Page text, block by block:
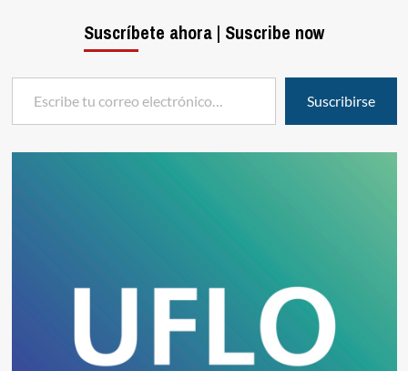
Suscríbete ahora | Suscribe now
Escribe tu correo electrónico…
Suscribirse